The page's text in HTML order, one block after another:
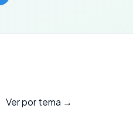
Ver por tema →